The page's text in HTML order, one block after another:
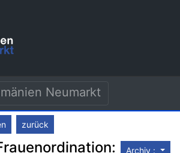
Neumarkt
zurück
Archiv :